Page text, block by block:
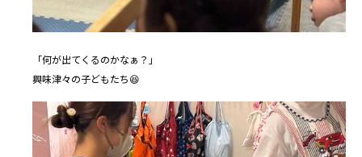
「何が出てくるのかなぁ？」
興味津々の子どもたち😆